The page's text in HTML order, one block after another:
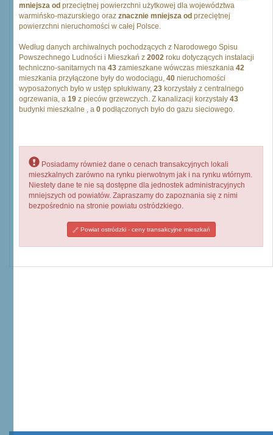
mniejsza od przeciętnej powierzchni użytkowej dla województwa
warmińsko-mazurskiego oraz znacznie mniejsza od przeciętnej
powierzchni nieruchomości w całej Polsce.
Według danych archiwalnych pochodzących z Narodowego Spisu
Powszechnego Ludności i Mieszkań z 2002 roku dotyczących instalacji
techniczno-sanitarnych na 43 zamieszkane wówczas mieszkania 42
mieszkania przyłączone były do wodociągu, 40 nieruchomości
wyposażonych było w ustęp spłukiwany, 23 korzystały z centralnego
ogrzewania, a 19 z pieców grzewczych. Z kanalizacji korzystały 43
budynki mieszkalne , a 0 podłączonych było do gazu sieciowego.
Posiadamy również dane o cenach transakcyjnych lokali
mieszkalnych zarówno na rynku pierwotnym jak i na rynku wtórnym.
Niestety dane te nie są dostępne dla jednostek administracyjnych
mniejszych od powiatów. Zapraszamy do zapoznania się z nimi
bezpośrednio na stronie powiatu ostródzkiego.
Powiat ostródzki - ceny transakcyjne mieszkań